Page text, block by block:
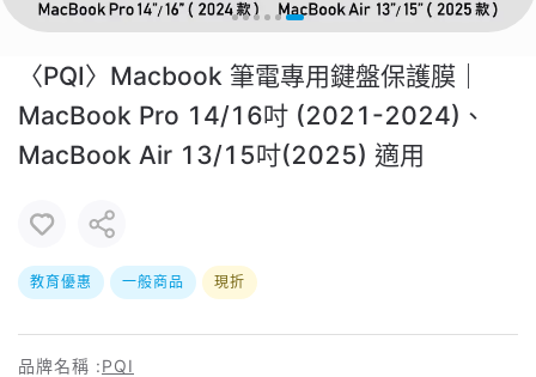
〈PQI〉Macbook 筆電專用鍵盤保護膜｜
MacBook Pro 14/16吋 (2021-2024)、
MacBook Air 13/15吋(2025) 適用
教育優惠 一般商品 現折
品牌名稱 :PQI